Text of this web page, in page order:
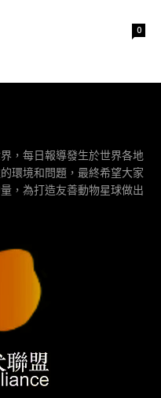
0
，每日報導發生於世界各地
環境和問題，最終希望大家
，為打造友善動物星球做出